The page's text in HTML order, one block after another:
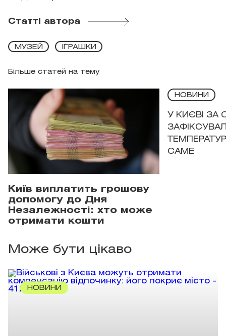
Статті автора
Більше статей на тему
МУЗЕЙ ІГРАШКИ
Київ виплатить грошову
допомогу до Дня
Незалежності: хто може
отримати кошти
НОВИНИ
У КИЄВІ ЗА
САМЕ
Може бути цікаво
НОВИНИ